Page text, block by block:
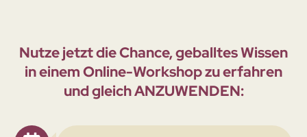
Nutze jetzt die Chance, geballtes Wissen
in einem Online-Workshop zu erfahren
und gleich ANZUWENDEN: